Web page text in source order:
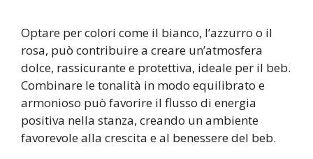
Optare per colori come il bianco, l’azzurro o il
rosa, può contribuire a creare un’atmosfera
dolce, rassicurante e protettiva, ideale per il beb.
Combinare le tonalità in modo equilibrato e
armonioso può favorire il flusso di energia
positiva nella stanza, creando un ambiente
favorevole alla crescita e al benessere del beb.